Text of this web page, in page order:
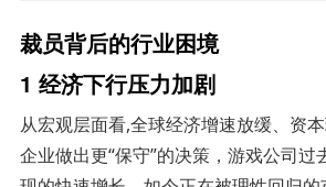
裁员背后的行业困境
1 经济下行压力加剧
从宏观层面看,全球经济增速放缓、资
企业做出更“保守”的决策，游戏公司过